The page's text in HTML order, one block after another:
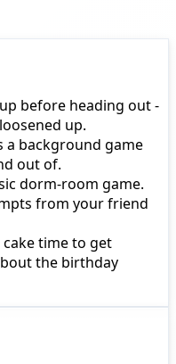
before heading out -
up.
a background game
out of.
dorm-room game.
from your friend
time to get
the birthday